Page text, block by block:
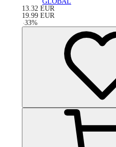
13.32 EUR
19.99 EUR
-33%